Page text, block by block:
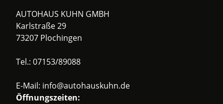
AUTOHAUS KUHN GMBH
Karlstraße 29
73207 Plochingen
Tel.: 07153/89088
E-Mail: info@autohauskuhn.de
Öffnungszeiten: